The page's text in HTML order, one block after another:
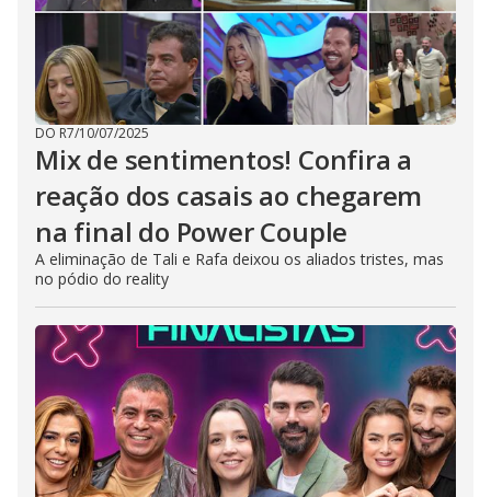
DO R7/10/07/2025
Mix de sentimentos! Confira a
reação dos casais ao chegarem
na final do Power Couple
A eliminação de Tali e Rafa deixou os aliados tristes, mas
no pódio do reality